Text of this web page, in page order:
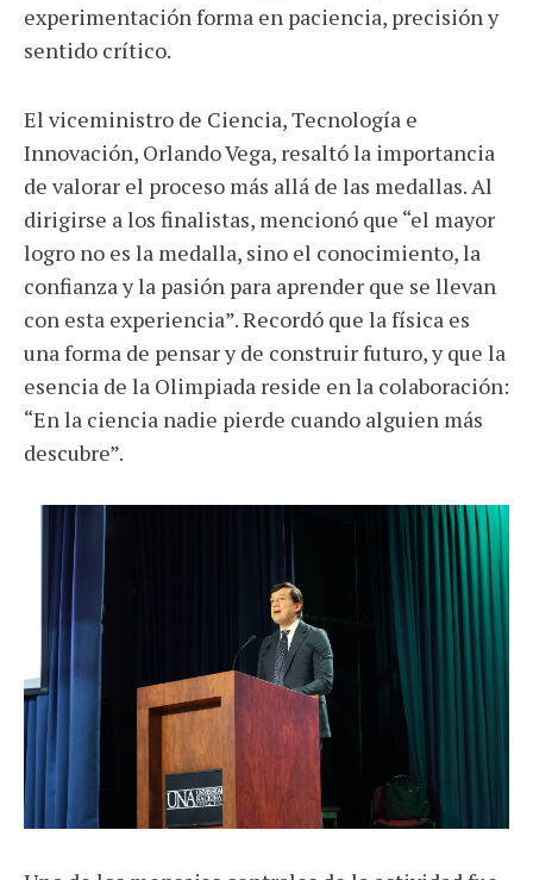
experimentación forma en paciencia, precisión y
sentido crítico.
El viceministro de Ciencia, Tecnología e
Innovación, Orlando Vega, resaltó la importancia
de valorar el proceso más allá de las medallas. Al
dirigirse a los finalistas, mencionó que “el mayor
logro no es la medalla, sino el conocimiento, la
confianza y la pasión para aprender que se llevan
con esta experiencia”. Recordó que la física es
una forma de pensar y de construir futuro, y que la
esencia de la Olimpiada reside en la colaboración:
“En la ciencia nadie pierde cuando alguien más
descubre”.